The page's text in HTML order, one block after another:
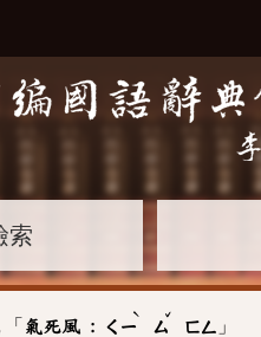
索
「 氣死風 : ㄑㄧ
ˋ
ㄙ
ˇ
ㄈㄥ 」